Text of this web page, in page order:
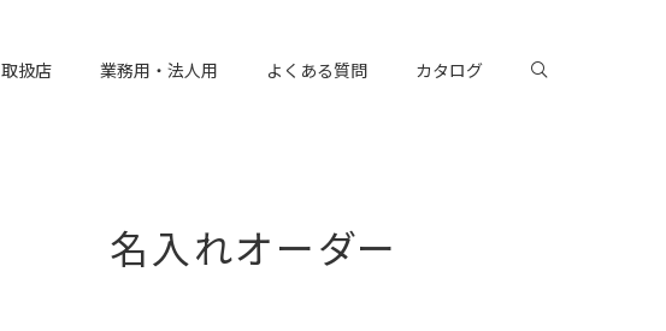
取扱店 業務用・法人用 よくある質問 カタログ
名入れオーダー